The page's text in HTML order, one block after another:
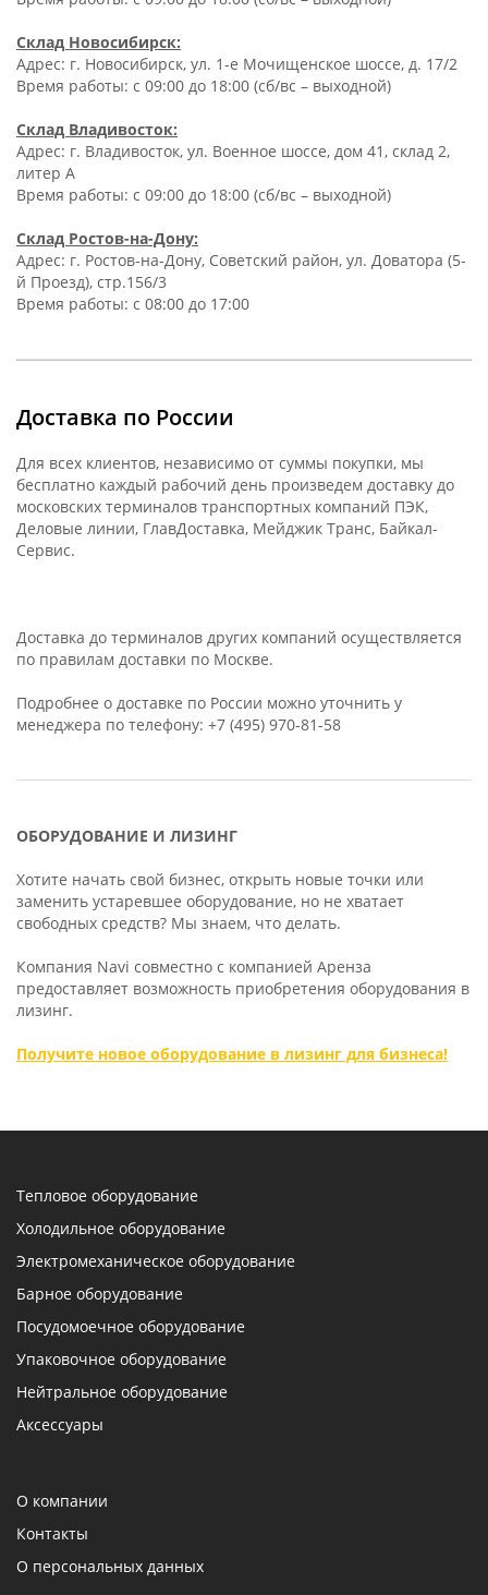
Склад Новосибирск:
Адрес: г. Новосибирск, ул. 1-е Мочищенское шоссе, д. 17/2
Время работы: c 09:00 до 18:00 (сб/вс – выходной)
Склад Владивосток:
Адрес: г. Владивосток, ул. Военное шоссе, дом 41, склад 2,
литер А
Время работы: c 09:00 до 18:00 (сб/вс – выходной)
Склад Ростов-на-Дону:
Адрес: г. Ростов-на-Дону, Советский район, ул. Доватора (5-
й Проезд), стр.156/3
Время работы: c 08:00 до 17:00
Доставка по России
Для всех клиентов, независимо от суммы покупки, мы
бесплатно каждый рабочий день произведем доставку до
московских терминалов транспортных компаний ПЭК,
Деловые линии, ГлавДоставка, Мейджик Транс, Байкал-
Сервис.
Доставка до терминалов других компаний осуществляется
по правилам доставки по Москве.
Подробнее о доставке по России можно уточнить у
менеджера по телефону: +7 (495) 970-81-58
ОБОРУДОВАНИЕ И ЛИЗИНГ
Хотите начать свой бизнес, открыть новые точки или
заменить устаревшее оборудование, но не хватает
свободных средств? Мы знаем, что делать.
Компания Navi совместно с компанией Аренза
предоставляет возможность приобретения оборудования в
лизинг.
Получите новое оборудование в лизинг для бизнеса!
Тепловое оборудование
Холодильное оборудование
Электромеханическое оборудование
Барное оборудование
Посудомоечное оборудование
Упаковочное оборудование
Нейтральное оборудование
Аксессуары
О компании
Контакты
О персональных данных